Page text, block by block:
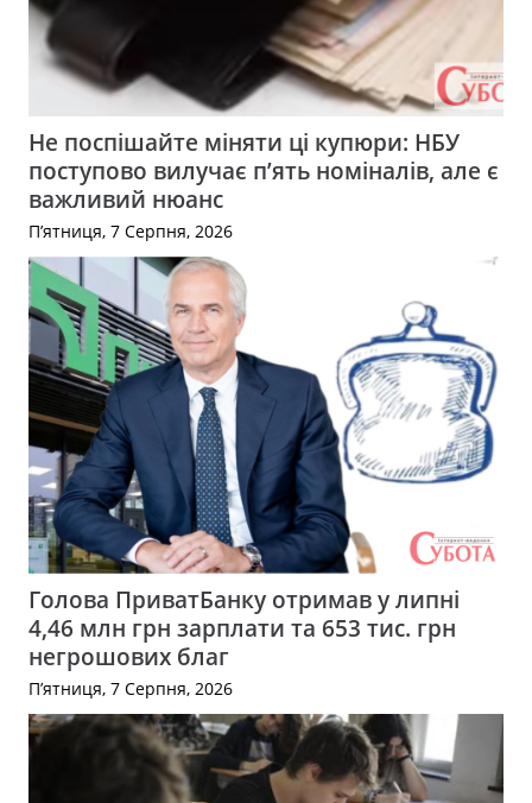
Не поспішайте міняти ці купюри: НБУ
поступово вилучає п’ять номіналів, але є
важливий нюанс
П’ятниця, 7 Серпня, 2026
Голова ПриватБанку отримав у липні
4,46 млн грн зарплати та 653 тис. грн
негрошових благ
П’ятниця, 7 Серпня, 2026